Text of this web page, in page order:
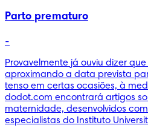
Parto prematuro
-
Provavelmente já ouviu dizer
aproximando a data prevista
tenso em certas ocasiões, à
dodot.com encontrará artigos
maternidade, desenvolvidos
especialistas do Instituto Universit